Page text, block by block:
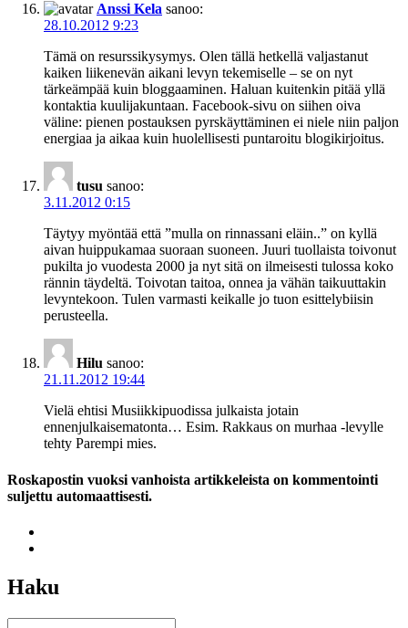
Anssi Kela sanoo:
28.10.2012 9:23
Tämä on resurssikysymys. Olen tällä hetkellä valjastanut
kaiken liikenevän aikani levyn tekemiselle – se on nyt
tärkeämpää kuin bloggaaminen. Haluan kuitenkin pitää yllä
kontaktia kuulijakuntaan. Facebook-sivu on siihen oiva
väline: pienen postauksen pyrskäyttäminen ei niele niin paljon
energiaa ja aikaa kuin huolellisesti puntaroitu blogikirjoitus.
tusu sanoo:
3.11.2012 0:15
Täytyy myöntää että ”mulla on rinnassani eläin..” on kyllä
aivan huippukamaa suoraan suoneen. Juuri tuollaista toivonut
pukilta jo vuodesta 2000 ja nyt sitä on ilmeisesti tulossa koko
rännin täydeltä. Toivotan taitoa, onnea ja vähän taikuuttakin
levyntekoon. Tulen varmasti keikalle jo tuon esittelybiisin
perusteella.
Hilu sanoo:
21.11.2012 19:44
Vielä ehtisi Musiikkipuodissa julkaista jotain
ennenjulkaisematonta… Esim. Rakkaus on murhaa -levylle
tehty Parempi mies.
Roskapostin vuoksi vanhoista artikkeleista on kommentointi
suljettu automaattisesti.
Haku